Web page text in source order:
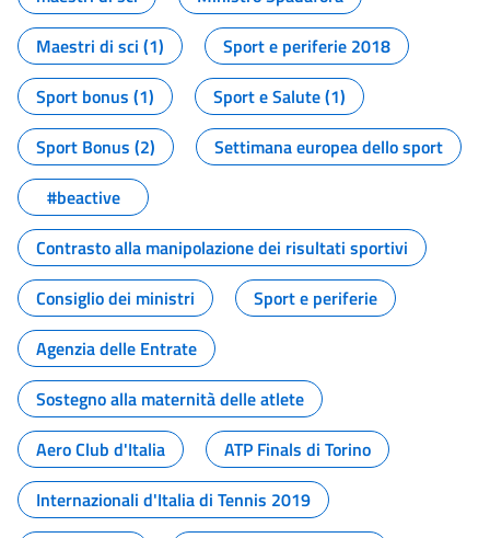
Maestri di sci (1)
Sport e periferie 2018
Sport bonus (1)
Sport e Salute (1)
Sport Bonus (2)
Settimana europea dello sport
#beactive
Contrasto alla manipolazione dei risultati sportivi
Consiglio dei ministri
Sport e periferie
Agenzia delle Entrate
Sostegno alla maternità delle atlete
Aero Club d'Italia
ATP Finals di Torino
Internazionali d'Italia di Tennis 2019